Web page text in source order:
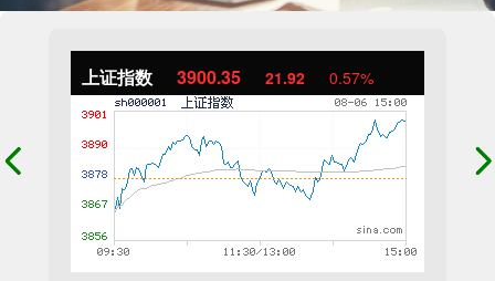
上证指数 3900.35 21.92 0.57%